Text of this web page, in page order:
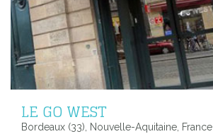
LE GO WEST
Bordeaux (33), Nouvelle-Aquitaine, France